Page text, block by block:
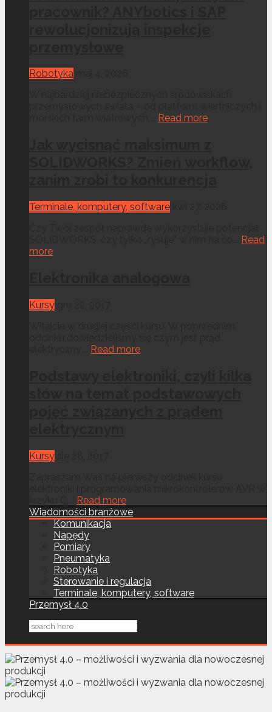
Robotyka
Read more
Terminale, komputery, software
Read
more
Kursy
Read more
Kursy
Read more
Wiadomości branżowe
Komunikacja
Napędy
Pomiary
Pneumatyka
Robotyka
Sterowanie i regulacja
Terminale, komputery, software
Przemysł 4.0